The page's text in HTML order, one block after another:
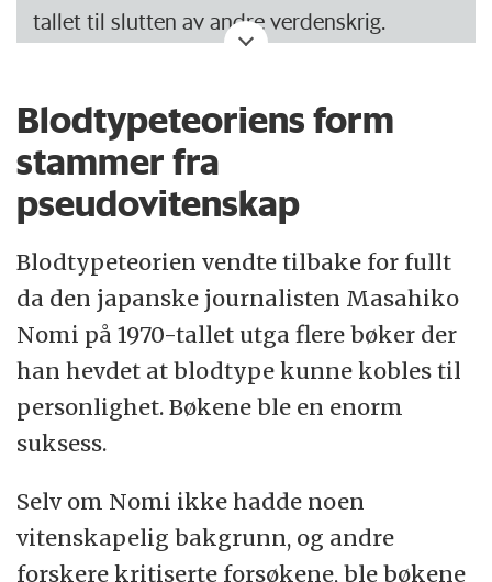
tallet til slutten av andre verdenskrig.
Taiwan, Korea og deler av Kina.
Det var en tid der nasjonalisme og ideen om
japanerne som en overlegen rase vant fram.
Nasjonalismen ga grobunn for ideen om at
japanerne var et renblodet folkeferd, som
var overlegen andre asiater.
Overbevisningen ble brukt til å
rettferdiggjøre japanernes territoriale
Kilde: «Nationalism and History in
Blodtypeteoriens form
stammer fra
pseudovitenskap
Blodtypeteorien vendte tilbake for fullt
da den japanske journalisten Masahiko
Nomi på 1970-tallet utga flere bøker der
han hevdet at blodtype kunne kobles til
personlighet. Bøkene ble en enorm
suksess.
Selv om Nomi ikke hadde noen
vitenskapelig bakgrunn, og andre
forskere kritiserte forsøkene, ble bøkene